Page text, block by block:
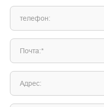
телефон:
Почта:*
Адрес: